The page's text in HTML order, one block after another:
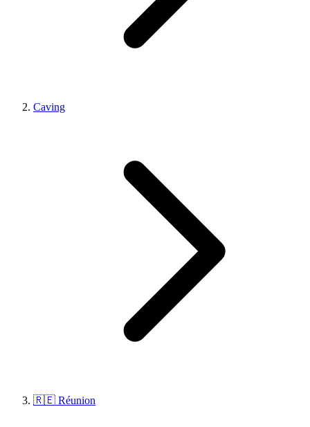
Caving
🇷🇪 Réunion